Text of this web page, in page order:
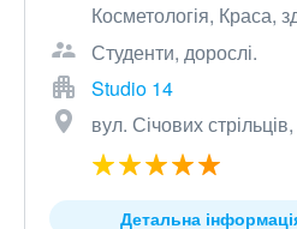
Косметологія, Краса,
Студенти, дорослі.
Studio 14
вул. Січових
Детальна